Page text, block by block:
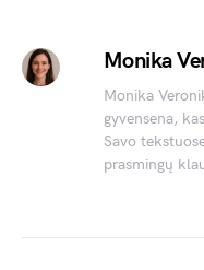
Monika
Monika
gyvensena,
Savo
prasmingų